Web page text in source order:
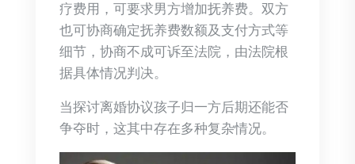
疗费用，可要求男方增加抚养费。双方
也可协商确定抚养费数额及支付方式等
细节，协商不成可诉至法院，由法院根
据具体情况判决。
当探讨离婚协议孩子归一方后期还能否
争夺时，这其中存在多种复杂情况。